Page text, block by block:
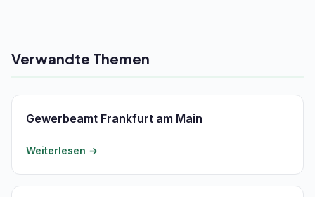
Verwandte Themen
Gewerbeamt Frankfurt am Main
Weiterlesen →